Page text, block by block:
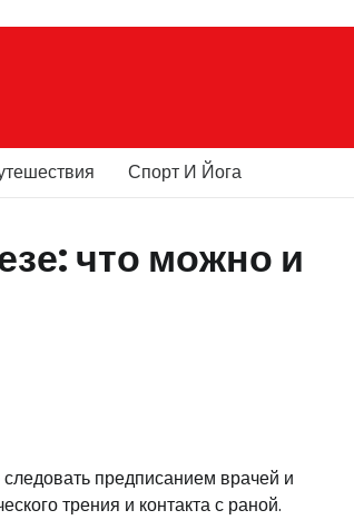
Спорт И Йога
что можно и
предписанием врачей и
трения и контакта с раной.